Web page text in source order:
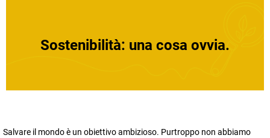
Sostenibilità: una cosa ovvia.
Salvare il mondo è un obiettivo ambizioso. Purtroppo non abbiamo